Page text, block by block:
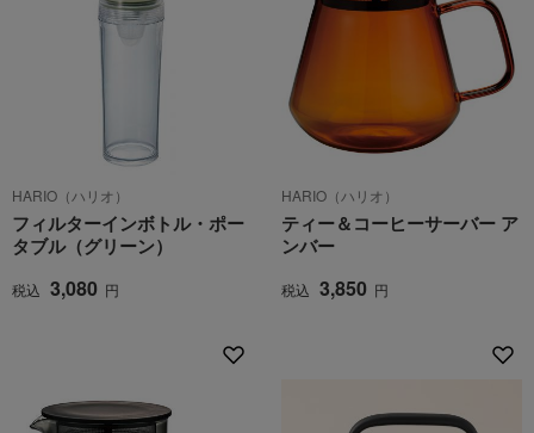
HARIO（ハリオ）
フィルターインボトル・ポー
タブル（グリーン）
税込 3,080 円
HARIO（ハリオ）
ティー＆コーヒーサーバー ア
ンバー
税込 3,850 円